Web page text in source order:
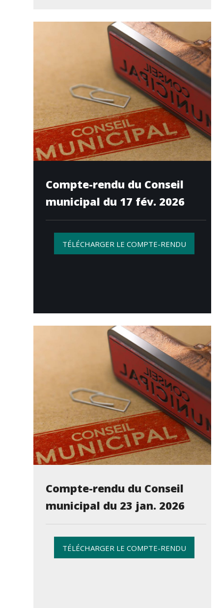
Compte-rendu du Conseil
municipal du 17 fév. 2026
TÉLÉCHARGER LE COMPTE-RENDU
Compte-rendu du Conseil
municipal du 23 jan. 2026
TÉLÉCHARGER LE COMPTE-RENDU